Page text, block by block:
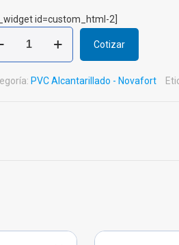
id=custom_html-2]
Cotizar
PVC Alcantarillado - Novafort